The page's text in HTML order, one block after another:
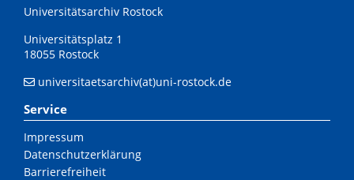
Universitätsarchiv Rostock
Universitätsplatz 1
18055 Rostock
universitaetsarchiv(at)uni-rostock.de
Service
Impressum
Datenschutzerklärung
Barrierefreiheit